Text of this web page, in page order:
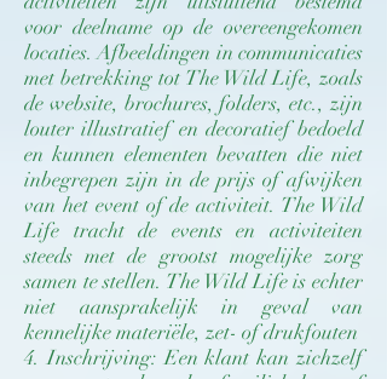
voor deelname op de overeengekomen
locaties. Afbeeldingen in communicaties
met betrekking tot The Wild Life, zoals
de website, brochures, folders, etc., zijn
louter illustratief en decoratief bedoeld
en kunnen elementen bevatten die niet
inbegrepen zijn in de prijs of afwijken
van het event of de activiteit. The Wild
Life tracht de events en activiteiten
steeds met de grootst mogelijke zorg
samen te stellen. The Wild Life is echter
niet aansprakelijk in geval van
kennelijke materiële, zet- of drukfouten
4. Inschrijving: Een klant kan zichzelf